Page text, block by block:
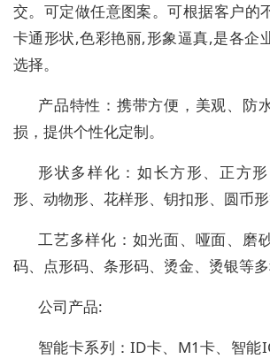
交。可定做任意图案。可根据客户的
卡通形状,色彩艳丽,形象逼真,是各企
选择。
产品特性：携带方便，美观、防
损，提供个性化定制。
形状多样化：如长方形、正方
形、动物形、花样形、钥扣形、圆币
工艺多样化：如光面、哑面、磨
码、点形码、条形码、烫金、烫银等
公司产品:
智能卡系列：ID卡、M1卡、智能